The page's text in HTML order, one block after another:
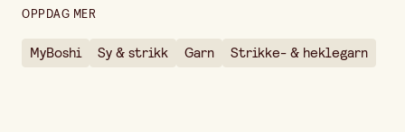
Vekt pr stk
OPPDAG MER
MyBoshi Sy & strikk Garn Strikke- & heklegarn